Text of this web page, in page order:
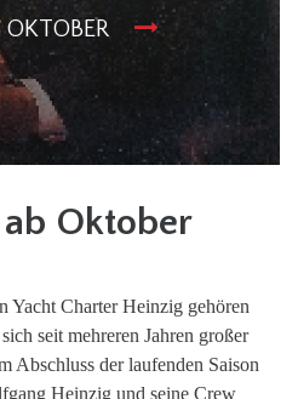
Oktober
Yacht Charter Heinzig gehören
seit mehreren Jahren großer
Abschluss der laufenden Saison
Heinzig und seine Crew